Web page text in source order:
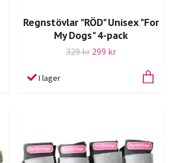
Regnstövlar "RÖD" Unisex "For
My Dogs" 4-pack
329 kr 299 kr
I lager